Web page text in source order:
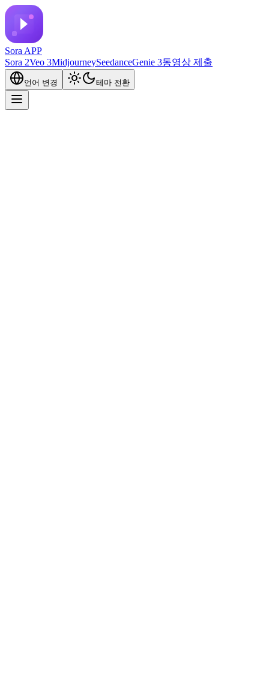
Sora APP
Sora 2Veo 3MidjourneySeedanceGenie 3동영상 제출
언어 변경 테마 전환